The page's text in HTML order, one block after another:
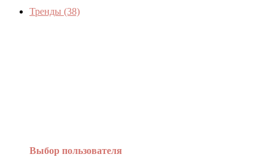
Тренды (38)
Выбор пользователя